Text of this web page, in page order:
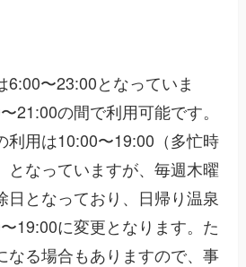
6:00〜23:00となっていま
21:00の間で利用可能です。
利用は10:00〜19:00（多忙時
となっていますが、毎週木曜
日となっており、日帰り温泉
19:00に変更となります。た
なる場合もありますので、事